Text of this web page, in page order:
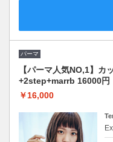
パーマ
【パーマ人気NO,1】カ
+2step+marrb 16000円
￥16,000